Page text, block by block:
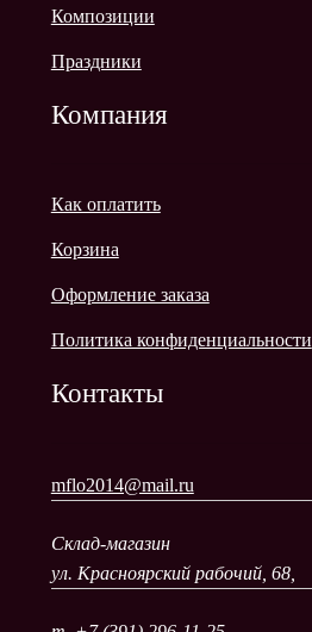
Композиции
Праздники
Компания
Как оплатить
Корзина
Оформление заказа
Политика конфиденциальности
Контакты
mflo2014@mail.ru
Склад-магазин
ул. Красноярский рабочий, 68,